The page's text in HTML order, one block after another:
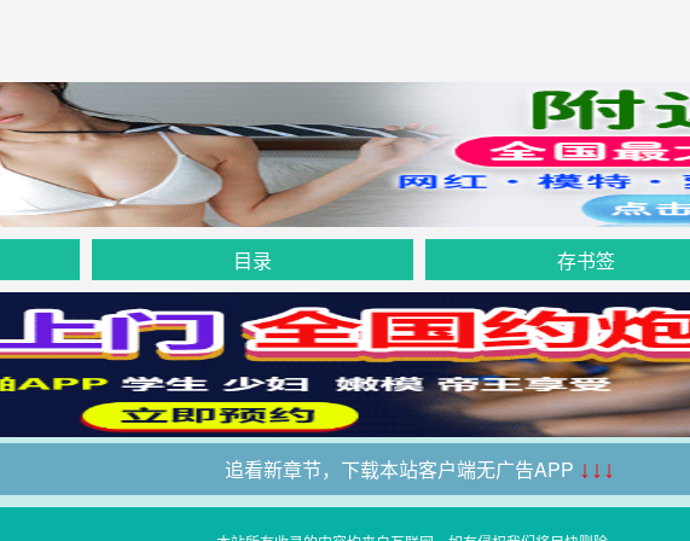
目录 存书签
追看新章节，下载本站客户端无广告APP ↓↓↓